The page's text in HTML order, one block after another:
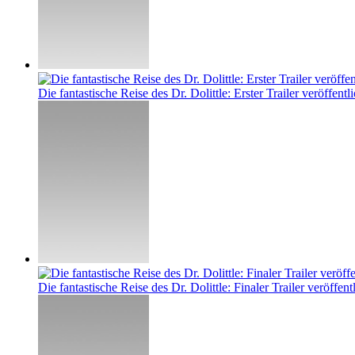
Die fantastische Reise des Dr. Dolittle: Erster Trailer
Die fantastische Reise des Dr. Dolittle: Finaler Trailer